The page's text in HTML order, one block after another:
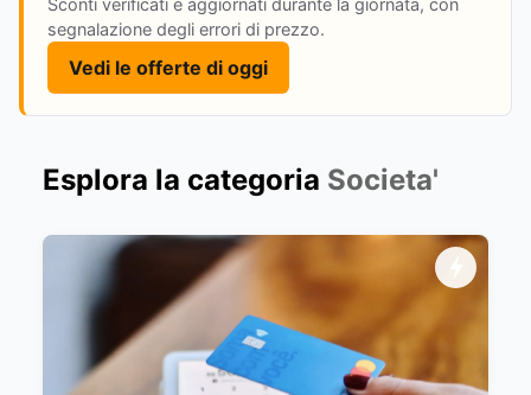
segnalazione degli errori di prezzo.
Vedi le offerte di oggi
Esplora la categoria Societa'